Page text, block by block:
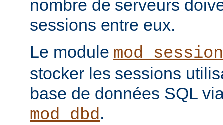
nombre de serveurs
sessions entre eux.
Le module
stocker les sessions
base de données SQL
mod_dbd.